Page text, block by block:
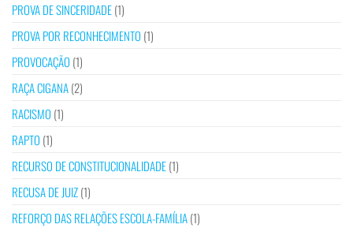
PROVA DE SINCERIDADE(1)
PROVA POR RECONHECIMENTO (1)
PROVOCAÇÃO (1)
RAÇA CIGANA(2)
RACISMO (1)
RAPTO (1)
RECURSO DE CONSTITUCIONALIDADE(1)
RECUSA DE JUIZ(1)
REFORÇO DAS RELAÇÕES ESCOLA-FAMÍLIA(1)